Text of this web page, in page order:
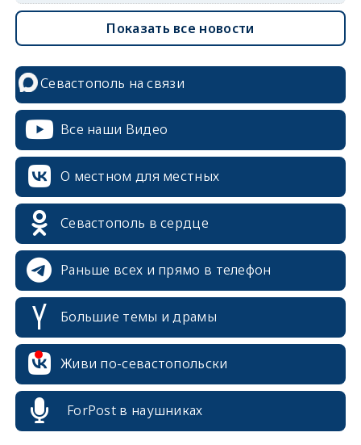
Показать все новости
Севастополь на связи
Все наши Видео
О местном для местных
Севастополь в сердце
Раньше всех и прямо в телефон
Большие темы и драмы
Живи по-севастопольски
ForPost в наушниках
erid: 2SDnjcrDNw6